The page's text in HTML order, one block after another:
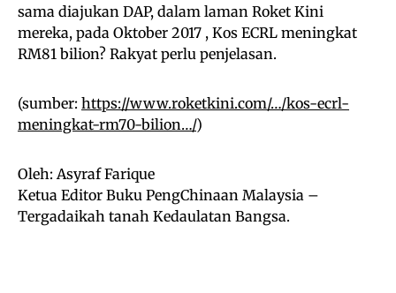
sama diajukan DAP, dalam laman Roket Kini
mereka, pada Oktober 2017 , Kos ECRL meningkat
RM81 bilion? Rakyat perlu penjelasan.
(sumber: https://www.roketkini.com/…/kos-ecrl-
meningkat-rm70-bilion…/)
Oleh: Asyraf Farique
Ketua Editor Buku PengChinaan Malaysia –
Tergadaikah tanah Kedaulatan Bangsa.